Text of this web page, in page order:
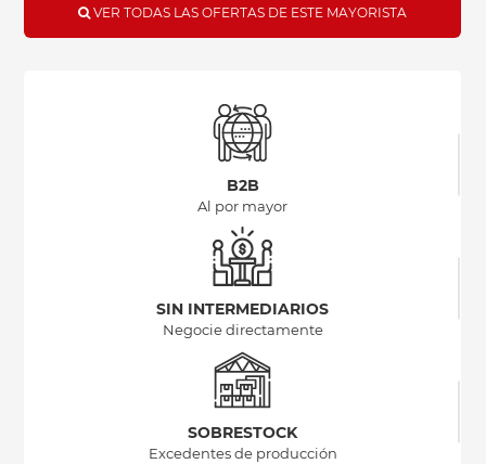
VER TODAS LAS OFERTAS DE ESTE MAYORISTA
B2B
Al por mayor
SIN INTERMEDIARIOS
Negocie directamente
SOBRESTOCK
Excedentes de producción